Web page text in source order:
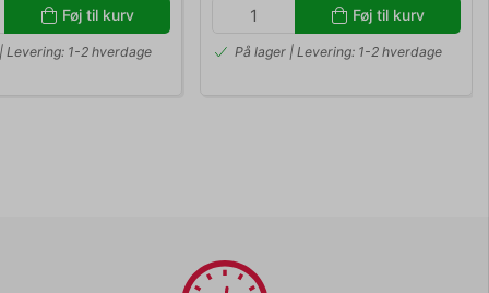
Føj til kurv
Levering: 1-2 hverdage
Føj til kurv
På lager | Levering: 1-2 hverdage